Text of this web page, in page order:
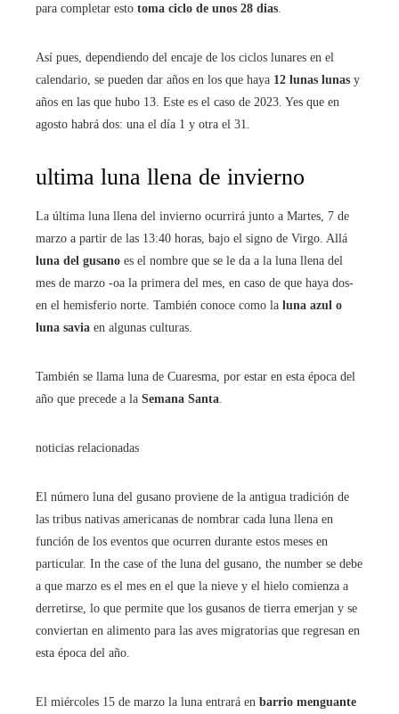
para completar esto toma ciclo de unos 28 dias
Así pues, dependiendo del encaje de los ciclos lunares en el
calendario, se pueden dar años en los que haya 12 lunas lunas y
años en las que hubo 13. Este es el caso de 2023. Yes que en
agosto habrá dos: una el día 1 y otra el 31.
ultima luna llena de invierno
La última luna llena del invierno ocurrirá junto a Martes, 7 de
marzo a partir de las 13:40 horas, bajo el signo de Virgo. Allá
luna del gusano es el nombre que se le da a la luna llena del
mes de marzo -oa la primera del mes, en caso de que haya dos-
en el hemisferio norte. También conoce como la luna azul o
luna savia en algunas culturas.
También se llama luna de Cuaresma, por estar en esta época del
año que precede a la Semana Santa
noticias relacionadas
El número luna del gusano proviene de la antigua tradición de
las tribus nativas americanas de nombrar cada luna llena en
función de los eventos que ocurren durante estos meses en
particular. In the case of the luna del gusano, the number se debe
a que marzo es el mes en el que la nieve y el hielo comienza a
derretirse, lo que permite que los gusanos de tierra emerjan y se
conviertan en alimento para las aves migratorias que regresan en
esta época del año.
El miércoles 15 de marzo la luna entrará en barrio menguante